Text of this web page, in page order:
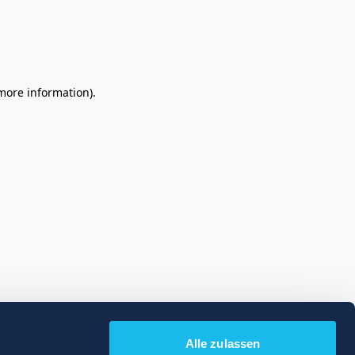
Alle zulassen
information).